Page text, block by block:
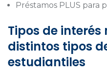
Préstamos PLUS para
Tipos de interés
distintos tipos
estudiantiles